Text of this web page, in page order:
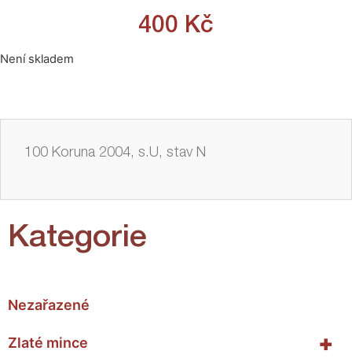
Kategorie
Nezařazené
+
Zlaté mince
400 Kč
Není skladem
100 Koruna 2004, s.U, stav N